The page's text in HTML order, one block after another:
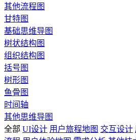
其他流程图
甘特图
基础思维导图
树状结构图
组织结构图
括号图
树形图
鱼骨图
时间轴
其他思维导图
全部 UI设计 用户旅程地图 交互设计